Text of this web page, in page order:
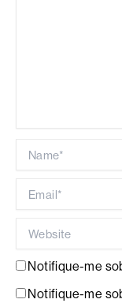
Notifique-me
Notifique-me